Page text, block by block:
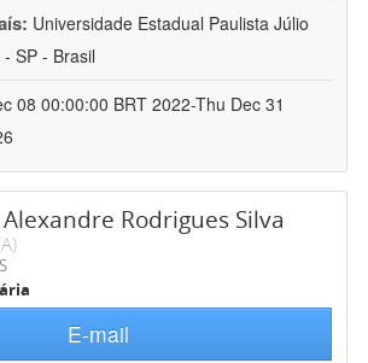
Universidade Estadual Paulista Júlio
SP - Brasil
08 00:00:00 BRT 2022-Thu Dec 31
Alexandre Rodrigues Silva
E-mail